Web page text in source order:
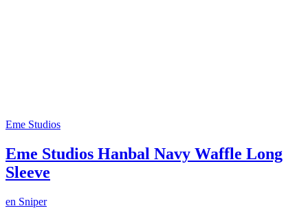
Eme Studios
Eme Studios Hanbal Navy Waffle Long
Sleeve
en Sniper